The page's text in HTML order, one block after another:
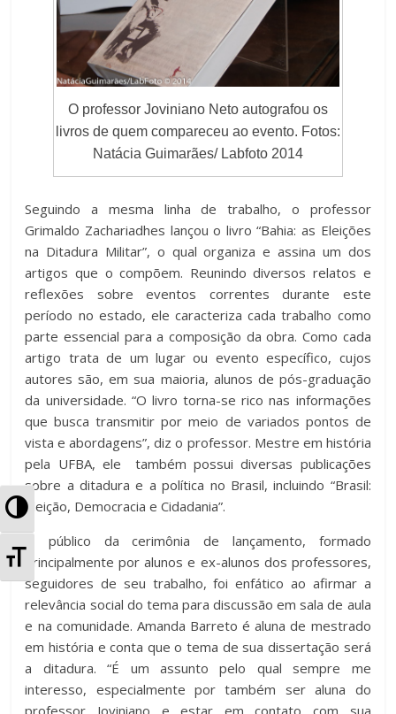
A
t
A
O professor Joviniano Neto autografou os
livros de quem compareceu ao evento. Fotos:
Natácia Guimarães/ Labfoto 2014
Seguindo a mesma linha de trabalho, o professor
Grimaldo Zachariadhes lançou o livro “Bahia: as Eleições
na Ditadura Militar”, o qual organiza e assina um dos
artigos que o compõem. Reunindo diversos relatos e
reflexões sobre eventos correntes durante este
período no estado, ele caracteriza cada trabalho como
parte essencial para a composição da obra. Como cada
artigo trata de um lugar ou evento específico, cujos
autores são, em sua maioria, alunos de pós-graduação
da universidade. “O livro torna-se rico nas informações
que busca transmitir por meio de variados pontos de
vista e abordagens”, diz o professor. Mestre em história
pela UFBA, ele também possui diversas publicações
sobre a ditadura e a política no Brasil, incluindo “Brasil:
Eleição, Democracia e Cidadania”.
O público da cerimônia de lançamento, formado
principalmente por alunos e ex-alunos dos professores,
seguidores de seu trabalho, foi enfático ao afirmar a
relevância social do tema para discussão em sala de aula
e na comunidade. Amanda Barreto é aluna de mestrado
em história e conta que o tema de sua dissertação será
a ditadura. “É um assunto pelo qual sempre me
interesso, especialmente por também ser aluna do
professor Joviniano e estar em contato com sua